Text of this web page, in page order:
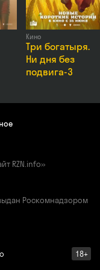
Кино
Три богатыря.
Ни дня без
подвига-3
RZN.info»
Роскомнадзором
18+